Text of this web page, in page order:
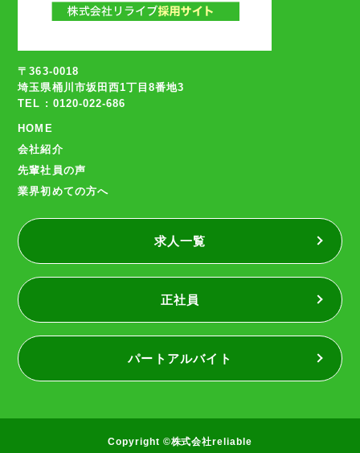
〒363-0018
埼玉県桶川市坂田西1丁目8番地3
TEL : 0120-022-686
HOME
会社紹介
先輩社員の声
業界初めての方へ
求人一覧
正社員
パートアルバイト
Copyright ©株式会社reliable